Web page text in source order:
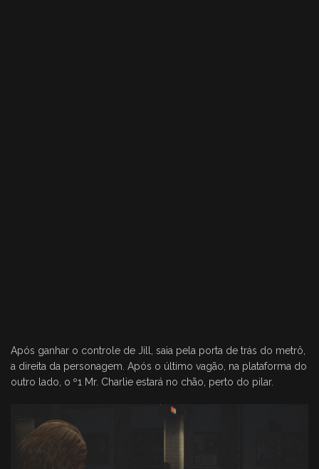
Após ganhar o controle de Jill, saia pela porta de trás do metrô,
a direita da personagem. Após o último vagão, na plataforma do
outro lado, o º1 Mr. Charlie estará no chão, perto do pilar.